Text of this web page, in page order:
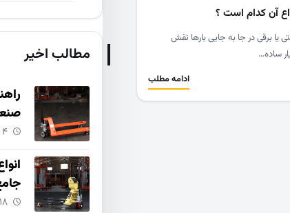
آن کدام است ؟
یا برقی در جا به جایی بارها نقش
ساده…
ادامه مطلب
مطالب اخیر
۴ می ۲۰۲۶
۱۸ نوامبر ۲۰۲۵